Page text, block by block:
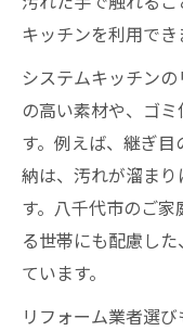
キッチンを利用でき
システムキッチン
の高い素材や、ゴ
す。例えば、継ぎ
納は、汚れが溜ま
す。八千代市のご
る世帯にも配慮し
ています。
リフォーム業者選